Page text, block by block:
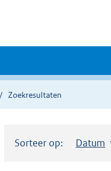
Zoekresultaten
Sorteer op: Sorteer
Datum